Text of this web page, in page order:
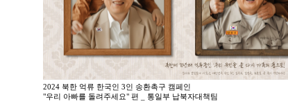
2024 북한 억류 한국인 3인 송환촉구 캠페인
"우리 아빠를 돌려주세요" 편 _ 통일부 납북자대책팀